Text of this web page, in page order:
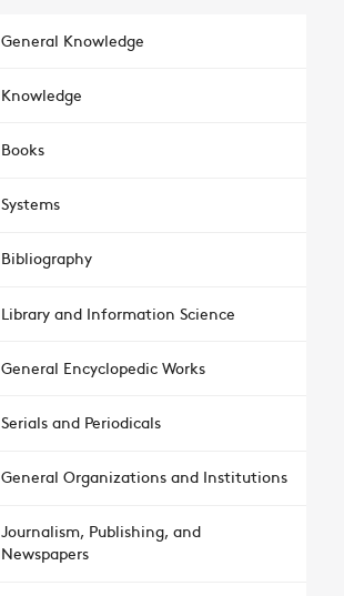
General Knowledge
Knowledge
Books
Systems
Bibliography
Library and Information Science
General Encyclopedic Works
Serials and Periodicals
General Organizations and Institutions
Journalism, Publishing, and
Newspapers